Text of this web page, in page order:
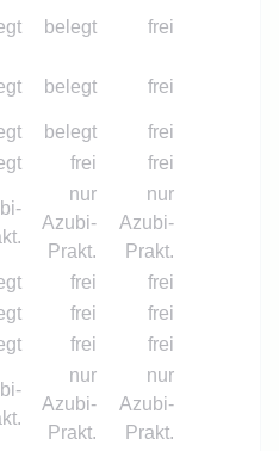
belegt frei
belegt frei
belegt
frei
frei frei
nur
Azubi-
Prakt.
nur
Azubi-
Prakt.
frei
frei
frei
frei
frei frei
nur
Azubi-
Prakt.
nur
Azubi-
Prakt.